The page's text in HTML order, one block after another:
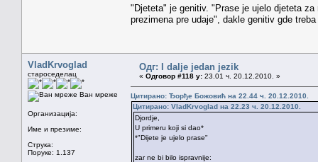
"Djeteta" je genitiv. "Prase je ujelo djeteta
prezimena pre udaje", dakle genitiv gde
VladKrvoglad
староседелац
Ван мреже
Организација:
Име и презиме:
Струка:
Поруке: 1.137
Одг: I dalje jedan jezik
« Одговор #118 у: 23.01 ч. 20.12.2010. »
Цитирано: Ђорђе Божовић на 22.44 ч. 20.12.2010.
Цитирано: VladKrvoglad на 22.23 ч. 20.12.2010.
Djordje,
U primeru koji si dao*
*"Dijete je ujelo prase"
zar ne bi bilo ispravnije: